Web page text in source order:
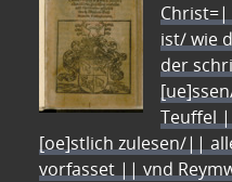
ist/ wie
der
Teuffel
[oe]stlich zulesen/||
vorfasset || vnd